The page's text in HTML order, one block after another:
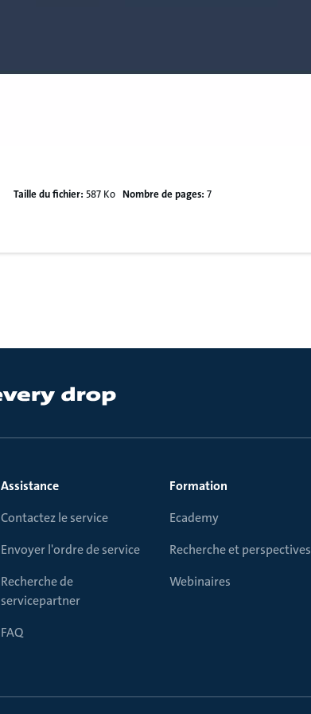
Taille du fichier: 587 Ko Nombre de pages: 7
Assistance
Contactez le service
Envoyer l'ordre de service
Recherche de
servicepartner
FAQ
Formation
Ecademy
Recherche et perspectives
Webinaires